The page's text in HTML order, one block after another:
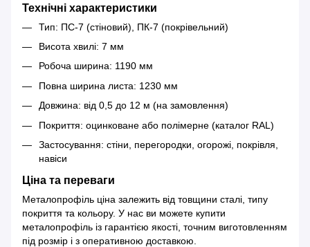
Технічні характеристики
Тип: ПС-7 (стіновий), ПК-7 (покрівельний)
Висота хвилі: 7 мм
Робоча ширина: 1190 мм
Повна ширина листа: 1230 мм
Довжина: від 0,5 до 12 м (на замовлення)
Покриття: оцинковане або полімерне (каталог RAL)
Застосування: стіни, перегородки, огорожі, покрівля,
навіси
Ціна та переваги
Металопрофіль ціна залежить від товщини сталі, типу
покриття та кольору. У нас ви можете купити
металопрофіль із гарантією якості, точним виготовленням
під розмір і з оперативною доставкою.